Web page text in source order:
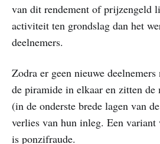
van dit rendement of prijzengeld
activiteit ten grondslag dan het
deelnemers.
Zodra er geen nieuwe
de piramide in elkaar en zitten de
(in de onderste brede lagen van
verlies van hun inleg. Een variant
is ponzifraude.